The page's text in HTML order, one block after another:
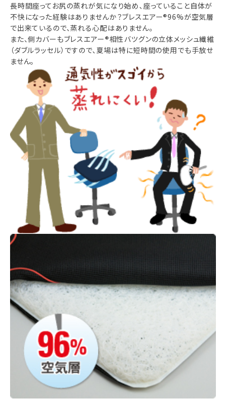
長時間座ってお尻の蒸れが気になり始め、座っていること自体が
不快になった経験はありませんか？ブレスエアー®96%が空気層
で出来ているので、蒸れる心配はありません。
また、側カバーもブレスエアー®相性バツグンの立体メッシュ繊維
（ダブルラッセル）ですので、夏場は特に短時間の使用でも手放せ
ません。